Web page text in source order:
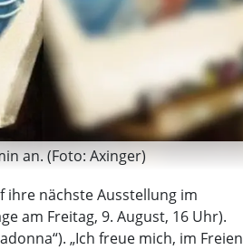
an. (Foto: Axinger)
ihre nächste Ausstellung im
am Freitag, 9. August, 16 Uhr).
„Ich freue mich, im Freien